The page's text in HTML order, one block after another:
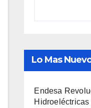
Lo Mas
Endesa